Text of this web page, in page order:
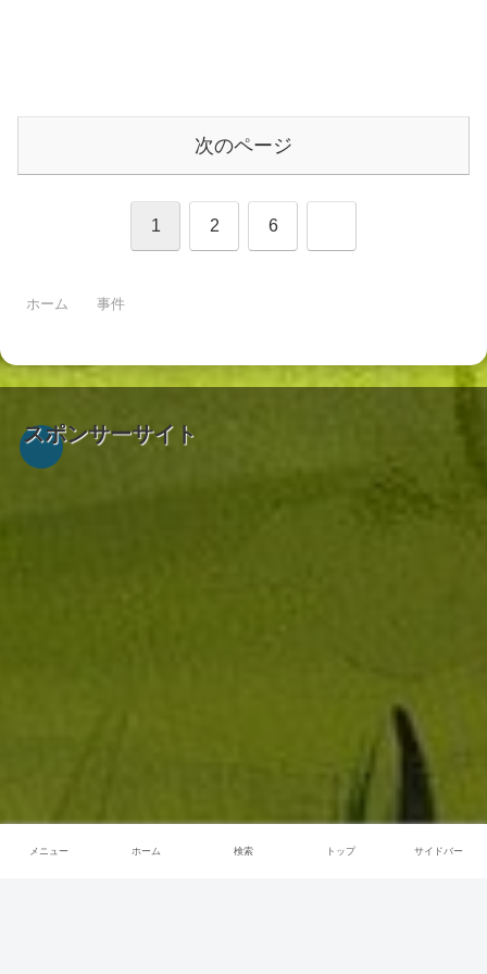
次のページ
1 2 6
ホーム 事件
スポンサーサイト
メニュー ホーム 検索 トップ サイドバー